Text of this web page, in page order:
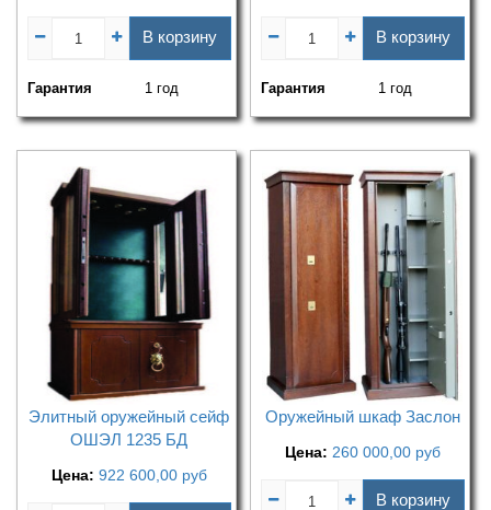
В корзину
Гарантия 1 год
В корзину
Гарантия 1 год
Элитный оружейный сейф
ОШЭЛ 1235 БД
Цена: 922 600,00 руб
Оружейный шкаф Заслон
Цена: 260 000,00 руб
В корзину